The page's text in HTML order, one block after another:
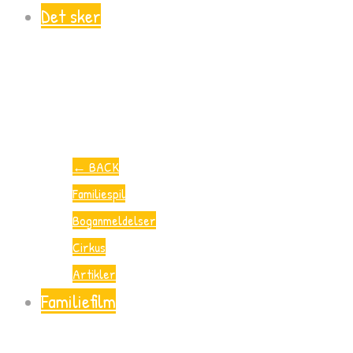
Det sker
← BACK
Familiespil
Boganmeldelser
Cirkus
Artikler
Familiefilm